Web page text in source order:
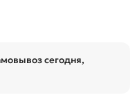
сегодня,